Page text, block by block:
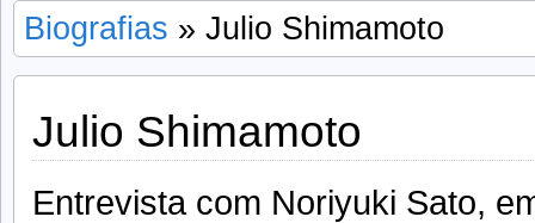
Biografias » Julio Shimamoto
Julio Shimamoto
Entrevista com Noriyuki Sato,